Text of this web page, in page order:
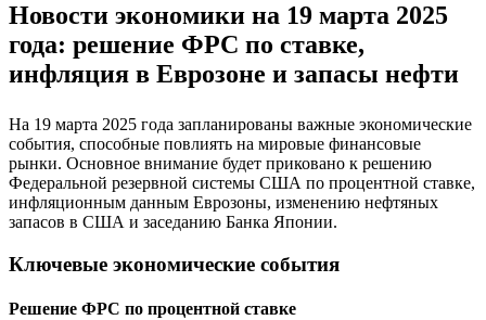
Новости экономики на 19 марта 2025
года: решение ФРС по ставке,
инфляция в Еврозоне и запасы нефти
На 19 марта 2025 года запланированы важные экономические
события, способные повлиять на мировые финансовые
рынки. Основное внимание будет приковано к решению
Федеральной резервной системы США по процентной ставке,
инфляционным данным Еврозоны, изменению нефтяных
запасов в США и заседанию Банка Японии.
Ключевые экономические события
Решение ФРС по процентной ставке